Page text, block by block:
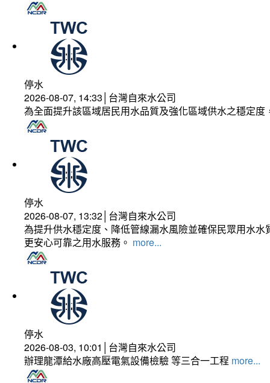
停水
2026-08-07, 14:33│台灣自來水公司
為全面提升該區域居民用水品質及強化區域供水之穩定
停水
2026-08-07, 13:32│台灣自來水公司
為提升供水穩定度、降低管線漏水風險並確保民眾用水
更安心可靠之用水服務。 more...
停水
2026-08-03, 10:01│台灣自來水公司
辦理龍潭給水廠高壓電氣設備檢驗 等三合一工程 more...